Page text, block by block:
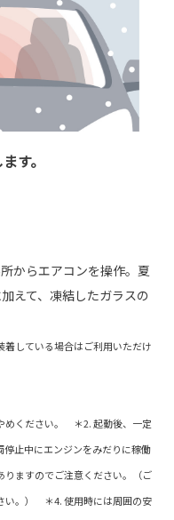
す。
からエアコンを操作。夏
えて、凍結したガラスの
している場合はご利用いただけ
めください。 ＊2. 起動後、一定
止中にエンジンをみだりに稼働
りますのでご注意ください。（ご
い。） ＊4. 使用時には周囲の安